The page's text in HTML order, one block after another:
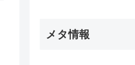
メタ情報